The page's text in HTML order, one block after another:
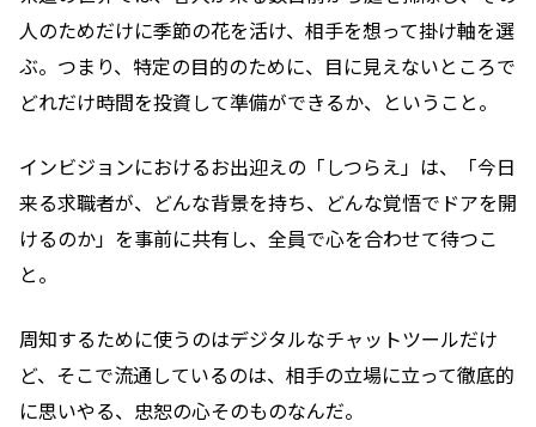
人のためだけに季節の花を活け、相手を想って掛け軸を選
ぶ。つまり、特定の目的のために、目に見えないところで
どれだけ時間を投資して準備ができるか、ということ。
インビジョンにおけるお出迎えの「しつらえ」は、「今日
来る求職者が、どんな背景を持ち、どんな覚悟でドアを開
けるのか」を事前に共有し、全員で心を合わせて待つこ
と。
周知するために使うのはデジタルなチャットツールだけ
ど、そこで流通しているのは、相手の立場に立って徹底的
に思いやる、忠恕の心そのものなんだ。